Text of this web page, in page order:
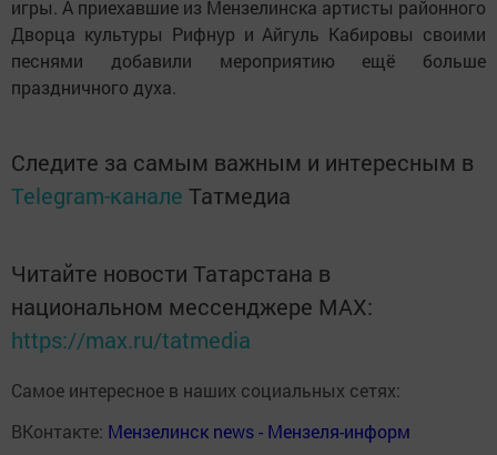
игры. А приехавшие из Мензелинска артисты районного
Дворца культуры Рифнур и Айгуль Кабировы своими
песнями добавили мероприятию ещё больше
праздничного духа.
Следите за самым важным и интересным в
Telegram-канале Татмедиа
Читайте новости Татарстана в
национальном мессенджере MАХ:
https://max.ru/tatmedia
Самое интересное в наших социальных сетях:
ВКонтакте: Мензелинск news - Мензеля-информ